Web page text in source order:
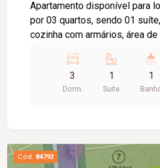
Apartamento disponível para
por 03 quartos, sendo 01
cozinha com armários, área
praticidade para o dia a dia. O
ainda de 02 vagas de
condomínio oferece excelente
qualidade de vida para toda a
3
Dorm.
1
Suite
1
Cód. 84792